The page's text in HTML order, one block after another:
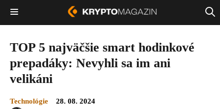
TOP 5 najväčšie smart hodinkové
prepadáky: Nevyhli sa im ani
velikáni
Technológie
28. 08. 2024